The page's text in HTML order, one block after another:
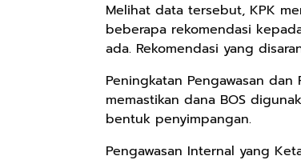
Melihat data tersebut, KPK
beberapa rekomendasi
ada. Rekomendasi yang
Peningkatan Pengawasan
memastikan dana BOS
bentuk penyimpangan.
Pengawasan Internal yang